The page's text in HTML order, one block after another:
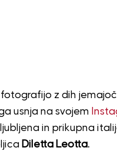
z dih
usnja na svojem
in prikupna
Diletta Leotta.